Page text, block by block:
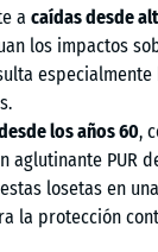
a caídas desde
los impactos
los años 60,
aglutinante PUR
losetas en una
la protección